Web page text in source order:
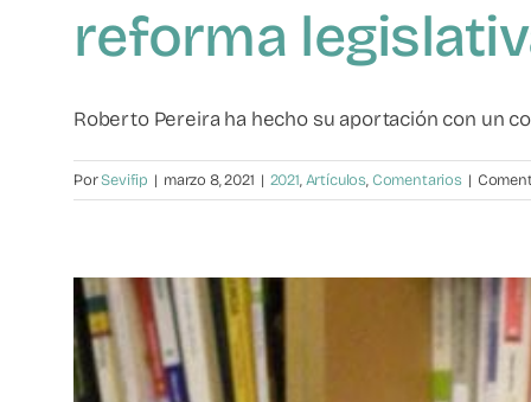
reforma
Roberto Pereira ha hecho su aportación con un
PorSevifip | marzo 8, 2021 | 2021,Artículos, Comentarios |